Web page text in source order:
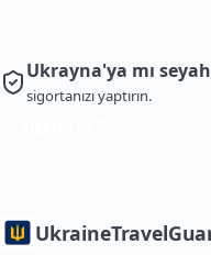
Ukrayna'ya mı
sigortanızı yaptırın.
Ukraine